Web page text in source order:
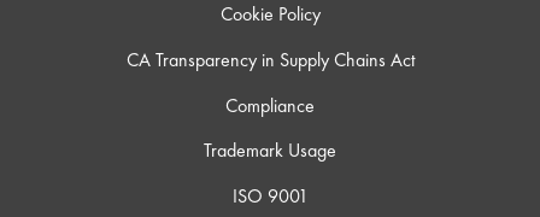
Cookie Policy
CA Transparency in Supply Chains Act
Compliance
Trademark Usage
ISO 9001